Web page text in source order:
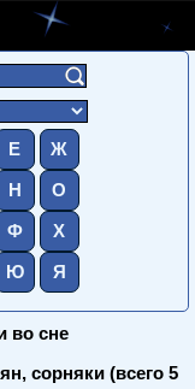
Е Ж
Н О
Ф Х
Ю Я
во сне
сорняки (всего 5